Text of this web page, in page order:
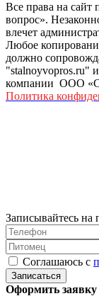
Все права на
вопрос».
влечет
Любое
должно
"stalnoyvopros.ru"
компании ООО
Политика
Записывайтесь на
Соглашаюсь с
Записаться
Оформить заявку